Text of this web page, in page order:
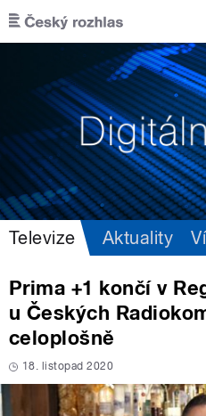
Přejít k hlavnímu obsahu
Televize Aktuality
Prima +1 končí v
u Českých
celoplošně
18. listopad 2020